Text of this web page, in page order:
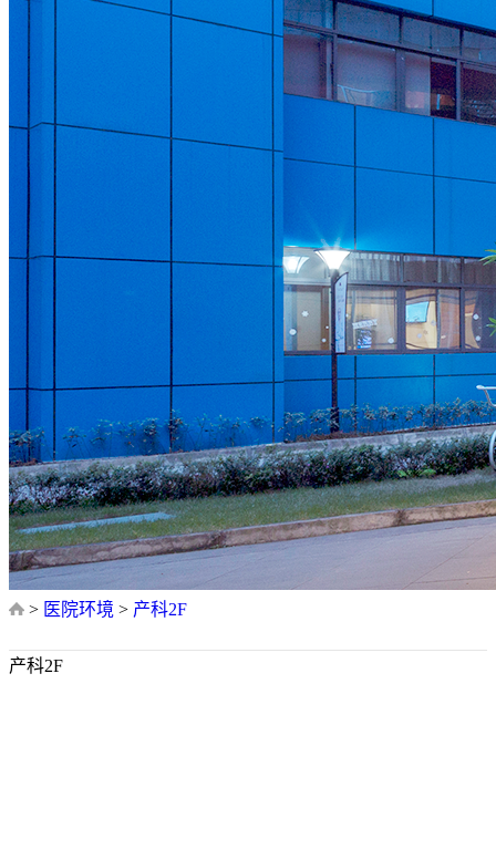
> 医院环境 > 产科2F
产科2F